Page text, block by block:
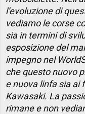
l’evoluzione di
vediamo le corse
sia in termini di
esposizione del
impegno nel
che questo nuovo
e nuova linfa sia ai
Kawasaki. La
rimane e non